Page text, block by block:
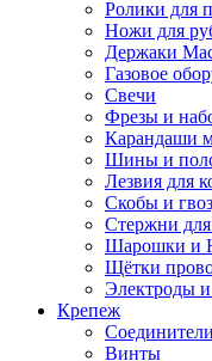
Ролики для
Ножи для
Держаки
Газовое
Свечи
Фрезы и
Карандаши
Шины и
Лезвия для
Скобы и
Стержни для
Шарошки и
Щётки
Электроды и
Крепеж
Винты